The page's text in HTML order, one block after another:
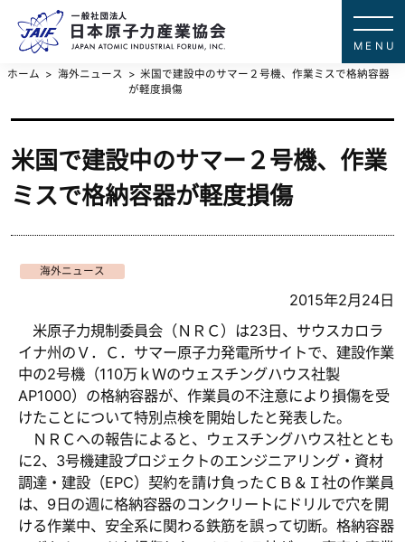
ホーム 海外ニュース
米国で建設中のサマー２号機、作業ミスで格納容器
が軽度損傷
米国で建設中のサマー２号機、作業
ミスで格納容器が軽度損傷
海外ニュース
2015年2月24日
米原子力規制委員会（ＮＲＣ）は23日、サウスカロラ
イナ州のＶ．Ｃ．サマー原子力発電所サイトで、建設作業
中の2号機（110万ｋＷのウェスチングハウス社製
AP1000）の格納容器が、作業員の不注意により損傷を受
けたことについて特別点検を開始したと発表した。
ＮＲＣへの報告によると、ウェスチングハウス社ととも
に2、3号機建設プロジェクトのエンジニアリング・資材
調達・建設（EPC）契約を請け負ったＣＢ＆Ｉ社の作業員
は、9日の週に格納容器のコンクリートにドリルで穴を開
ける作業中、安全系に関わる鉄筋を誤って切断。格納容器